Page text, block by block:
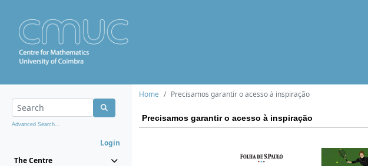
Advanced Search...
Login
The Centre
Home Precisamos garantir o acesso à inspiração
Precisamos garantir o acesso à inspiração